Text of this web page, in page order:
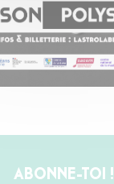
ABONNE-TOI !